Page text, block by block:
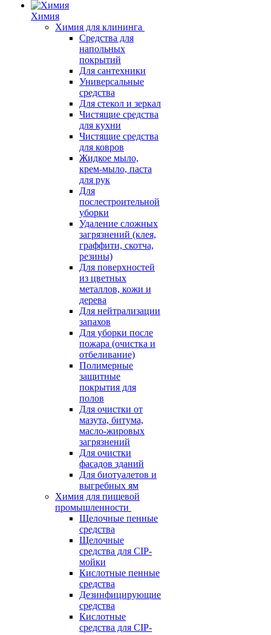
Химия
Химия для клининга
Средства для
напольных
покрытий
Для сантехники
Универсальные
средства
Для стекол и зеркал
Чистящие средства
для кухни
Чистящие средства
для ковров
Жидкое мыло,
крем-мыло, паста
для рук
Для
послестроительной
уборки
Удаление сложных
загрязнений (клея,
граффити, скотча,
резины)
Для поверхностей
из цветных
металлов, кожи и
дерева
Для нейтрализации
запахов
Для уборки после
пожара (очистка и
отбеливание)
Полимерные
защитные
покрытия для
полов
Для очистки от
мазута, битума,
масло-жировых
загрязнений
Для очистки
фасадов зданий
Для биотуалетов и
выгребных ям
Химия для пищевой
промышленности
Щелочные пенные
средства
Щелочные
средства для CIP-
мойки
Кислотные пенные
средства
Дезинфицирующие
средства
Кислотные
средства для CIP-